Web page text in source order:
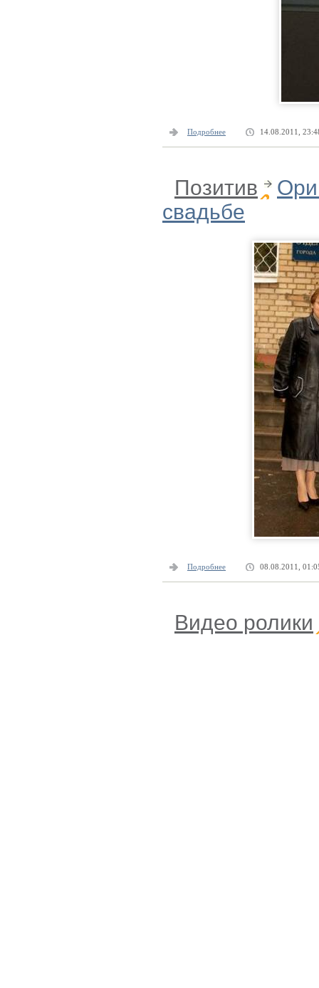
Подробнее 14.08.2011,
Позитив
свадьбе
Подробнее 08.08.2011,
Видео ролики